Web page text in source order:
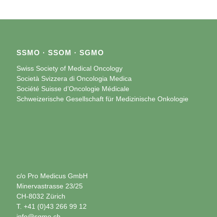
SSMO · SSOM · SGMO
Swiss Society of Medical Oncology
Società Svizzera di Oncologia Medica
Société Suisse d’Oncologie Médicale
Schweizerische Gesellschaft für Medizinische Onkologie
c/o Pro Medicus GmbH
Minervastrasse 23/25
CH-8032 Zürich
T. +41 (0)43 266 99 12